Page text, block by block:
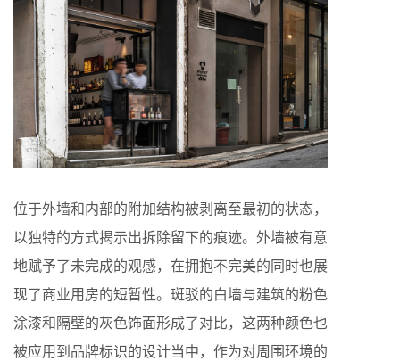
位于外墙和内部的附加结构被剥离至最初的状态，
以独特的方式揭示出拆除留下的痕迹。外墙被有意
地赋予了未完成的观感，在拥抱不完美的同时也展
现了商业用房的短暂性。斑驳的白墙与建筑的粉色
涂漆和隔壁的灰色饰面形成了对比，这两种颜色也
被应用到品牌标识的设计当中，作为对周围环境的